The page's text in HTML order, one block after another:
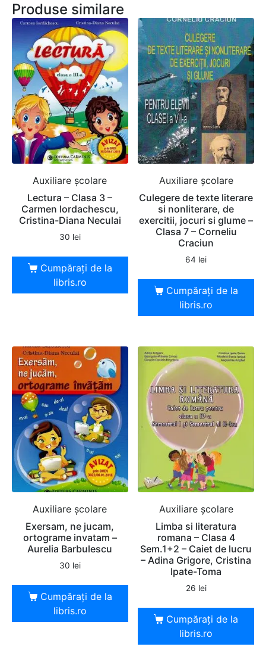
Produse similare
Auxiliare şcolare
Lectura – Clasa 3 –
Carmen Iordachescu,
Cristina-Diana Neculai
30 lei
Cumpărați de la
libris.ro
Auxiliare şcolare
Culegere de texte literare
si nonliterare, de
exercitii, jocuri si glume –
Clasa 7 – Corneliu
Craciun
64 lei
Cumpărați de la
libris.ro
Auxiliare şcolare
Exersam, ne jucam,
ortograme invatam –
Aurelia Barbulescu
30 lei
Cumpărați de la
libris.ro
Auxiliare şcolare
Limba si literatura
romana – Clasa 4
Sem.1+2 – Caiet de lucru
– Adina Grigore, Cristina
Ipate-Toma
26 lei
Cumpărați de la
libris.ro